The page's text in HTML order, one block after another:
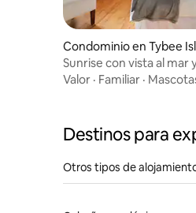
Condominio en Tybee
Sunrise con vista al mar
Terraza y cocineta
Valor · Familiar ·
Destinos para
Otros tipos de